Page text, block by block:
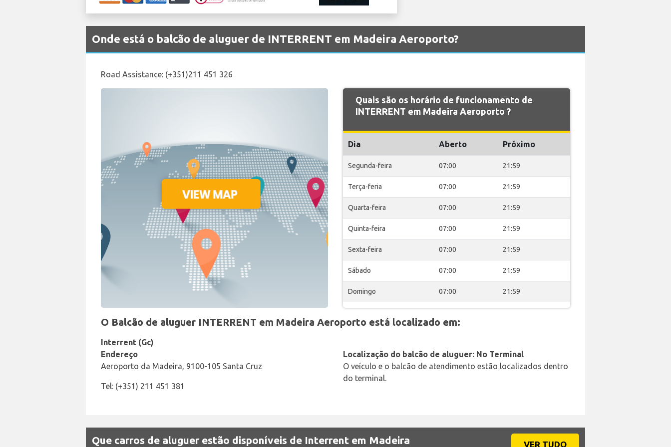
Onde está o balcão de aluguer de INTERRENT em Madeira Aeroporto?
Road Assistance: (+351)211 451 326
Quais são os horário de funcionamento de
INTERRENT em Madeira Aeroporto ?
Dia Aberto Próximo
Segunda-feira 07:00 21:59
Terça-feria 07:00 21:59
Quarta-feira 07:00 21:59
Quinta-feira 07:00 21:59
Sexta-feira 07:00 21:59
Sábado 07:00 21:59
Domingo 07:00 21:59
O Balcão de aluguer INTERRENT em Madeira Aeroporto está localizado em:
Interrent (Gc)
Endereço
Aeroporto da Madeira, 9100-105 Santa Cruz
Tel: (+351) 211 451 381
Localização do balcão de aluguer: No Terminal
O veículo e o balcão de atendimento estão localizados dentro
do terminal.
Que carros de aluguer estão disponíveis de Interrent em Madeira
VER TUDO